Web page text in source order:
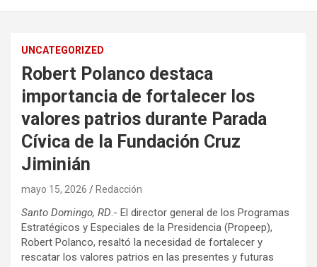
UNCATEGORIZED
Robert Polanco destaca
importancia de fortalecer los
valores patrios durante Parada
Cívica de la Fundación Cruz
Jiminián
mayo 15, 2026 Redacción
Santo Domingo, RD.- El director general de los Programas
Estratégicos y Especiales de la Presidencia (Propeep),
Robert Polanco, resaltó la necesidad de fortalecer y
rescatar los valores patrios en las presentes y futuras